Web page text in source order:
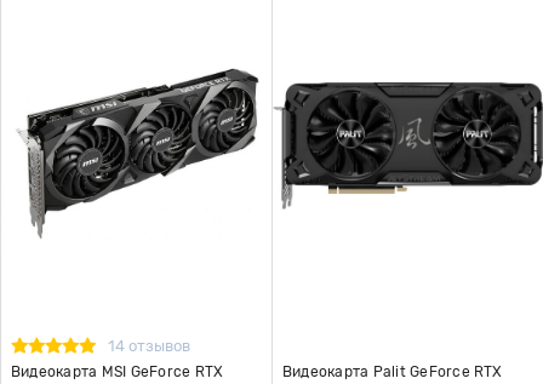
14 отзывов
Видеокарта MSI GeForce RTX
Видеокарта Palit GeForce RTX